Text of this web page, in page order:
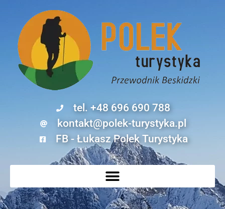
tel. +48 696 690 788
kontakt@polek-turystyka.pl
FB - Łukasz Polek Turystyka